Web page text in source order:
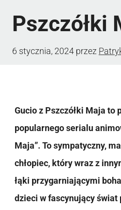
Pszczółki
6 stycznia, 2024 przez
Gucio z Pszczółki Maja to
popularnego serialu
Maja”. To sympatyczny,
chłopiec, który wraz z
łąki przygarniającymi
dzieci w fascynujący świat